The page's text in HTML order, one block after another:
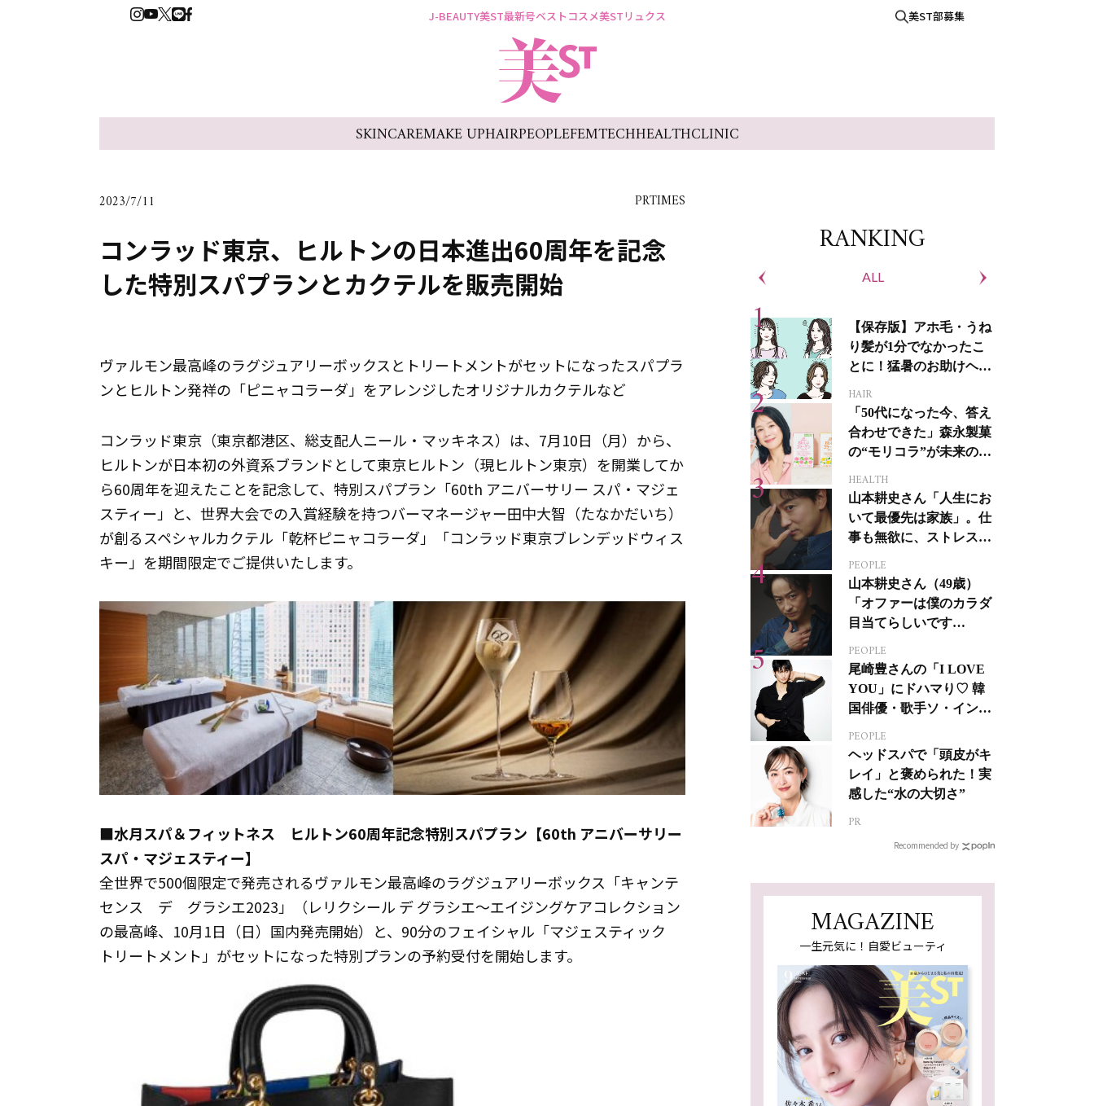
J-BEAUTY美ST最新号ベストコスメ美STリュクス 美ST部募集
SKINCAREMAKE UPHAIRPEOPLEFEMTECHHEALTHCLINIC
2023/7/11 PRTIMES
コンラッド東京、ヒルトンの日本進出60周年を記念
した特別スパプランとカクテルを販売開始
ヴァルモン最高峰のラグジュアリーボックスとトリートメントがセットになったスパプラ
ンとヒルトン発祥の「ピニャコラーダ」をアレンジしたオリジナルカクテルなど
コンラッド東京（東京都港区、総支配人ニール・マッキネス）は、7月10日（月）から、
ヒルトンが日本初の外資系ブランドとして東京ヒルトン（現ヒルトン東京）を開業してか
ら60周年を迎えたことを記念して、特別スパプラン「60th アニバーサリー スパ・マジェ
スティー」と、世界大会での入賞経験を持つバーマネージャー田中大智（たなかだいち）
が創るスペシャルカクテル「乾杯ピニャコラーダ」「コンラッド東京ブレンデッドウィス
キー」を期間限定でご提供いたします。
■水月スパ＆フィットネス ヒルトン60周年記念特別スパプラン【60th アニバーサリー
スパ・マジェスティー】
全世界で500個限定で発売されるヴァルモン最高峰のラグジュアリーボックス「キャンテ
センス デ グラシエ2023」（レリクシール デ グラシエ～エイジングケアコレクション
の最高峰、10月1日（日）国内発売開始）と、90分のフェイシャル「マジェスティック
トリートメント」がセットになった特別プランの予約受付を開始します。
RANKING
ALL
【保存版】アホ毛・うね
り髪が1分でなかったこ
とに！猛暑のお助けヘア
HAIR
「50代になった今、答え
合わせできた」森永製菓
の“モリコラ”が未来のキ
HEALTH
山本耕史さん「人生にお
いて最優先は家族」。仕
事も無欲に、ストレスを
PEOPLE
山本耕史さん（49歳）
「オファーは僕のカラダ
目当てらしいです
ジカルへの挑戦
PEOPLE
尾崎豊さんの「I LOVE
YOU」にドハマり♡ 韓
国俳優・歌手ソ・イング
人生って？
PEOPLE
ヘッドスパで「頭皮がキ
レイ」と褒められた！実
感した“水の大切さ”
PR
Recommended by
MAGAZINE
一生元気に！自愛ビューティ